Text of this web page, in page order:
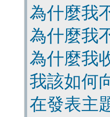
為什麼我
為什麼我
為什麼我
我該如何
在發表主